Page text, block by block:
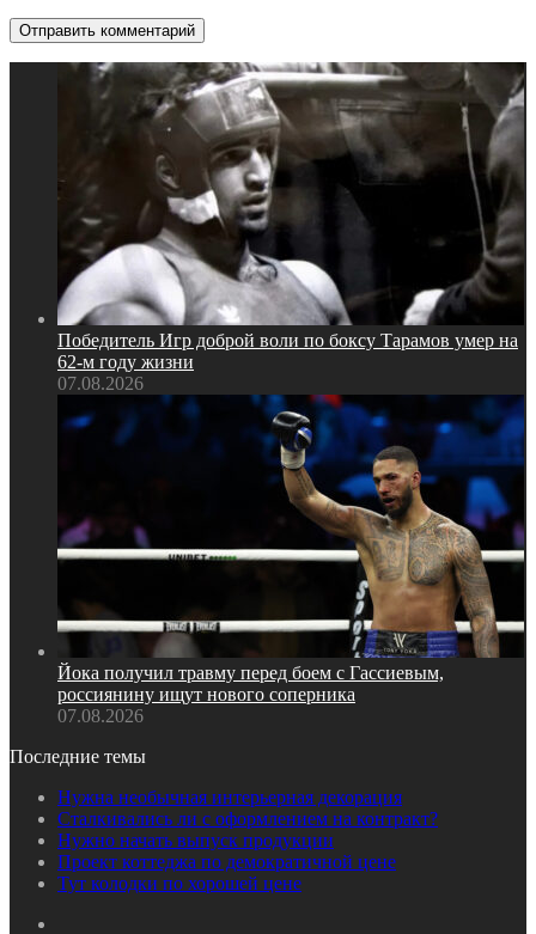
Победитель Игр доброй воли по боксу Тарамов умер на
62‑м году жизни
07.08.2026
Йока получил травму перед боем с Гассиевым,
россиянину ищут нового соперника
07.08.2026
Последние темы
Нужна необычная интерьерная декорация
Сталкивались ли с оформлением на контракт?
Нужно начать выпуск продукции
Проект коттеджа по демократичной цене
Тут колодки по хорошей цене